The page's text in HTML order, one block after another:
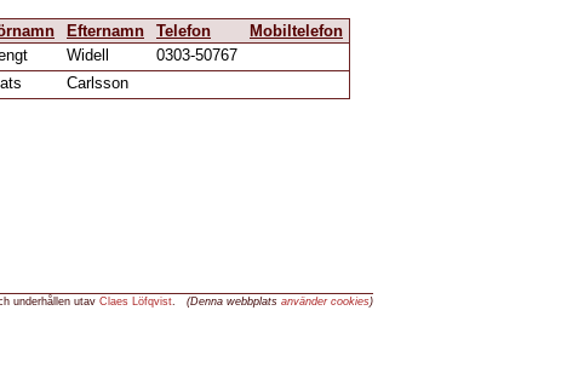
Efternamn Telefon
Mobiltelefon
Widell
0303-50767
Carlsson
underhållen utav Claes Löfqvist. (Denna webbplats använder cookies)